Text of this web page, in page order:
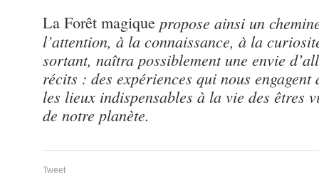
La Forêt magique propose ainsi un
l’attention, à la connaissance, à la
sortant, naîtra possiblement une envie
récits : des expériences qui nous
les lieux indispensables à la vie des êtres
de notre planète.
Tweet